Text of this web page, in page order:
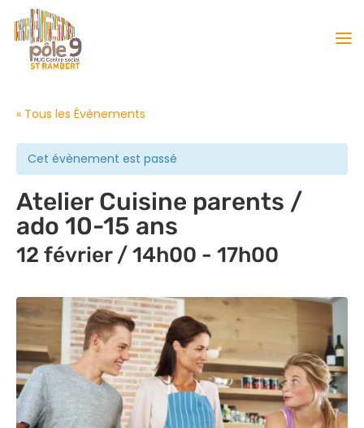
« Tous les Évènements
Cet évènement est passé
Atelier Cuisine parents /
ado 10-15 ans
12 février / 14h00 - 17h00